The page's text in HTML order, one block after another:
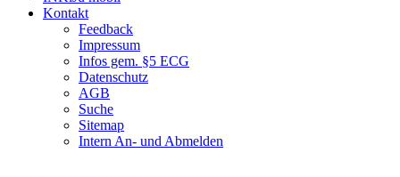
Kontakt
Feedback
Impressum
Infos gem. §5 ECG
Datenschutz
AGB
Suche
Sitemap
Intern An- und Abmelden